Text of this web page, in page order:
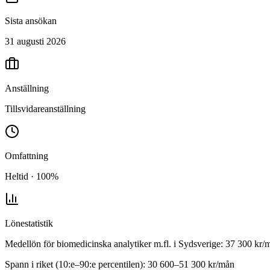
Sista ansökan
31 augusti 2026
Anställning
Tillsvidareanställning
Omfattning
Heltid · 100%
Lönestatistik
Medellön förbiomedicinska analytiker m.fl. i Sydsverige: 37 300 kr/
Spann i riket (10:e–90:e percentilen): 30 600–51 300 kr/mån